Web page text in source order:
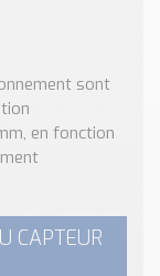
et micro-
sont
en fonction
CAPTEUR